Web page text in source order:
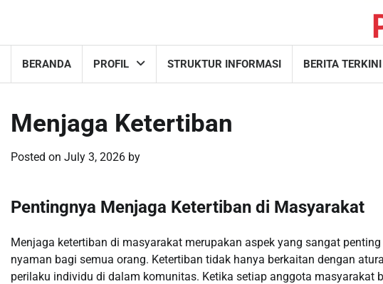
BERANDA PROFIL STRUKTUR INFORMASI BERITA TERKINI
Menjaga Ketertiban
Posted on July 3, 2026 by
Pentingnya Menjaga Ketertiban di Masyarakat
Menjaga ketertiban di masyarakat merupakan aspek yang sangat
nyaman bagi semua orang. Ketertiban tidak hanya berkaitan dengan
perilaku individu di dalam komunitas. Ketika setiap anggota masyarakat